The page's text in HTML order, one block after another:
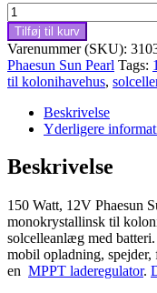
150Wp/12V
solcelle
Phaesun
Sun
Pearl
150,
antal
Tilføj til kurv
Varenummer (SKU):
Phaesun Sun Pearl Tags:
til kolonihavehus,
Beskrivelse
Yderligere
Beskrivelse
150 Watt, 12V Phaesun
monokrystallinsk til
solcelleanlæg med
mobil opladning, spejder,
en MPPT laderegulator.